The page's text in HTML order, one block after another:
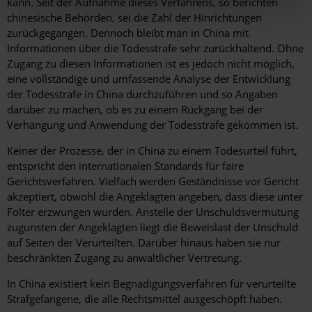
chinesische Behörden, sei die Zahl der Hinrichtungen
zurückgegangen. Dennoch bleibt man in China mit
Informationen über die Todesstrafe sehr zurückhaltend. Ohne
Zugang zu diesen Informationen ist es jedoch nicht möglich,
eine vollständige und umfassende Analyse der Entwicklung
der Todesstrafe in China durchzuführen und so Angaben
darüber zu machen, ob es zu einem Rückgang bei der
Verhängung und Anwendung der Todesstrafe gekommen ist.
Keiner der Prozesse, der in China zu einem Todesurteil führt,
entspricht den internationalen Standards für faire
Gerichtsverfahren. Vielfach werden Geständnisse vor Gericht
akzeptiert, obwohl die Angeklagten angeben, dass diese unter
Folter erzwungen wurden. Anstelle der Unschuldsvermutung
zugunsten der Angeklagten liegt die Beweislast der Unschuld
auf Seiten der Verurteilten. Darüber hinaus haben sie nur
beschränkten Zugang zu anwaltlicher Vertretung.
In China existiert kein Begnadigungsverfahren für verurteilte
Strafgefangene, die alle Rechtsmittel ausgeschöpft haben.